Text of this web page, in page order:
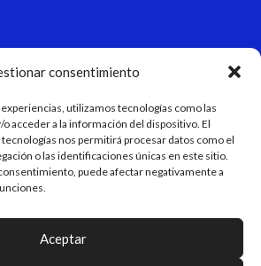
consentimiento
utilizamos tecnologías como las
acceder a la información del dispositivo. El
nos permitirá procesar datos como el
o las identificaciones únicas en este sitio.
puede afectar negativamente a
Aceptar